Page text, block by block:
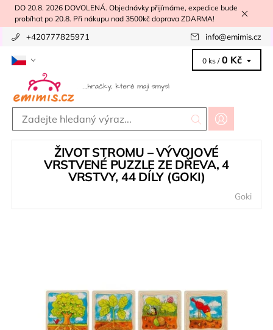
DO 20.8. 2026 DOVOLENÁ. Objednávky přijímáme, expedice bude
probíhat po 20.8. Při nákupu nad 3500kč doprava ZDARMA!
+420777825971 info@emimis.cz
0 ks / 0 Kč
ŽIVOT STROMU – VÝVOJOVÉ
VRSTVENÉ PUZZLE ZE DŘEVA, 4
VRSTVY, 44 DÍLY (GOKI)
Goki